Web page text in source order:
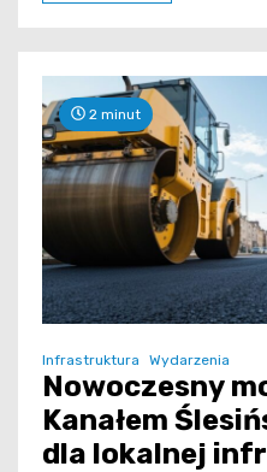
2 minut
Infrastruktura Wydarzenia
Nowoczesny
Kanałem
dla lokalnej